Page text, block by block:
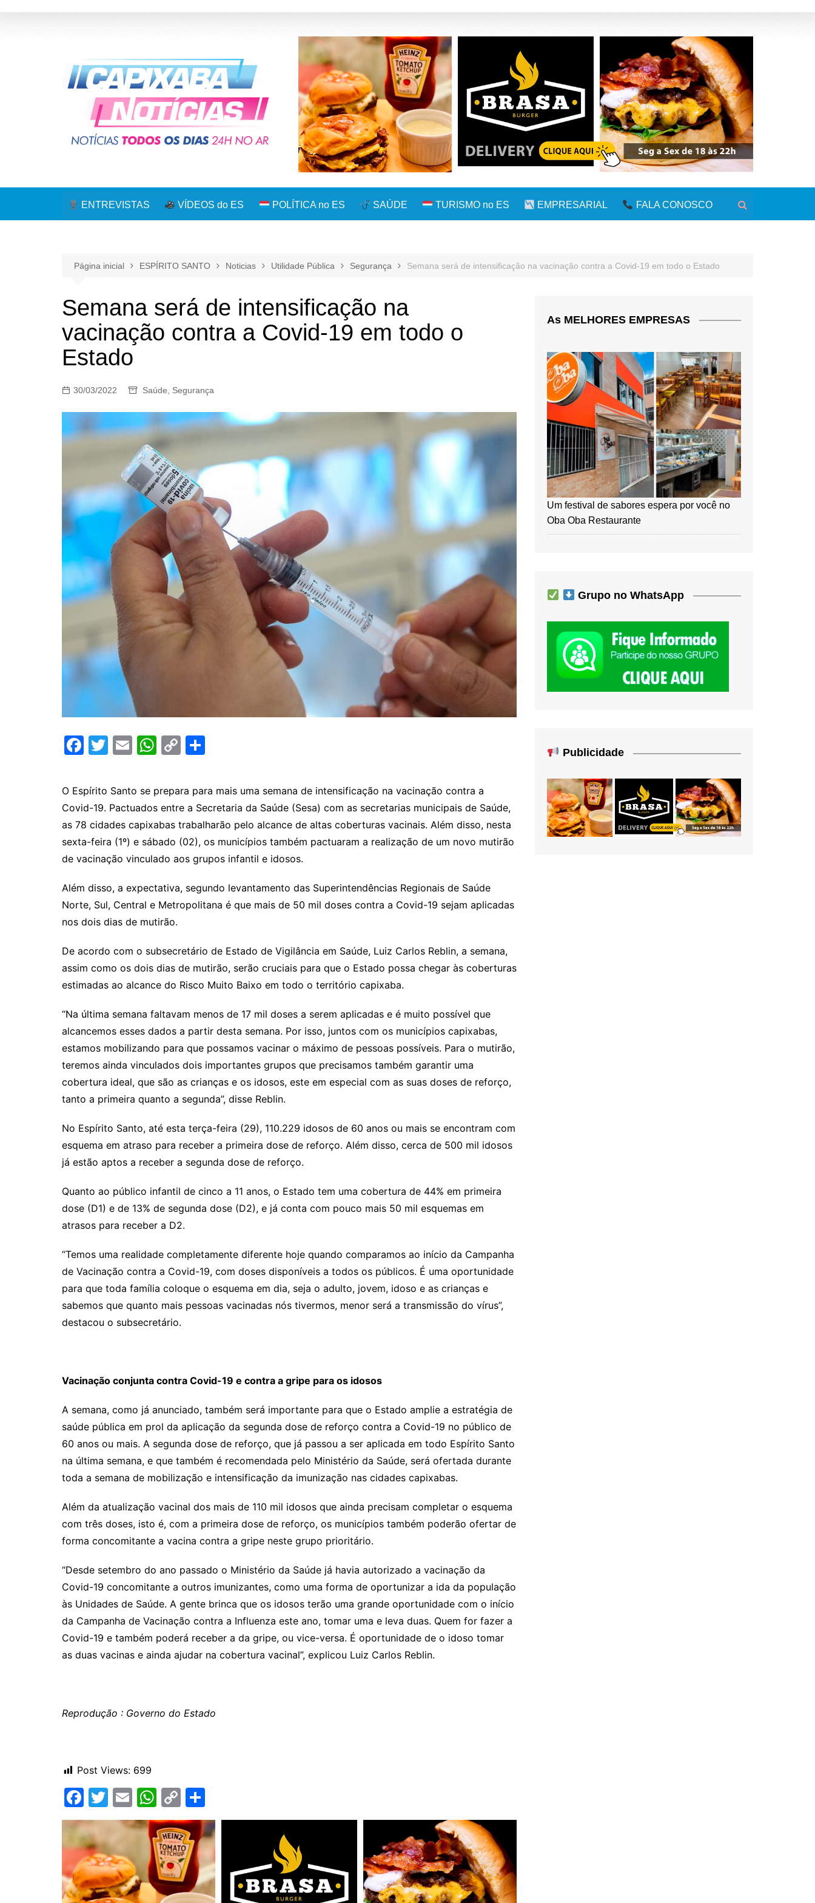
ENTREVISTAS VÍDEOS do ES POLÍTICA no ES SAÚDE TURISMO no ES EMPRESARIAL FALA CONOSCO
Página inicial ESPÍRITO SANTO Noticias Utilidade Pública Segurança Semana será de intensificação na vacinação contra a Covid-19 em todo o Estado
Semana será de intensificação na
vacinação contra a Covid-19 em todo o
Estado
30/03/2022 Saúde Segurança
F
c
e
b
o
o
k
T
itt
er
E
ai
l
W
at
s
A
p
p
C
p
y
Li
n
k
m
p
ar
til
h
ar
O Espírito Santo se prepara para mais uma semana de intensificação na vacinação contra a
Covid-19. Pactuados entre a Secretaria da Saúde (Sesa) com as secretarias municipais de Saúde,
as 78 cidades capixabas trabalharão pelo alcance de altas coberturas vacinais. Além disso, nesta
sexta-feira (1º) e sábado (02), os municípios também pactuaram a realização de um novo mutirão
de vacinação vinculado aos grupos infantil e idosos.
Além disso, a expectativa, segundo levantamento das Superintendências Regionais de Saúde
Norte, Sul, Central e Metropolitana é que mais de 50 mil doses contra a Covid-19 sejam aplicadas
nos dois dias de mutirão.
De acordo com o subsecretário de Estado de Vigilância em Saúde, Luiz Carlos Reblin, a semana,
assim como os dois dias de mutirão, serão cruciais para que o Estado possa chegar às coberturas
estimadas ao alcance do Risco Muito Baixo em todo o território capixaba.
“Na última semana faltavam menos de 17 mil doses a serem aplicadas e é muito possível que
alcancemos esses dados a partir desta semana. Por isso, juntos com os municípios capixabas,
estamos mobilizando para que possamos vacinar o máximo de pessoas possíveis. Para o mutirão,
teremos ainda vinculados dois importantes grupos que precisamos também garantir uma
cobertura ideal, que são as crianças e os idosos, este em especial com as suas doses de reforço,
tanto a primeira quanto a segunda”, disse Reblin.
No Espírito Santo, até esta terça-feira (29), 110.229 idosos de 60 anos ou mais se encontram com
esquema em atraso para receber a primeira dose de reforço. Além disso, cerca de 500 mil idosos
já estão aptos a receber a segunda dose de reforço.
Quanto ao público infantil de cinco a 11 anos, o Estado tem uma cobertura de 44% em primeira
dose (D1) e de 13% de segunda dose (D2), e já conta com pouco mais 50 mil esquemas em
atrasos para receber a D2.
“Temos uma realidade completamente diferente hoje quando comparamos ao início da Campanha
de Vacinação contra a Covid-19, com doses disponíveis a todos os públicos. É uma oportunidade
para que toda família coloque o esquema em dia, seja o adulto, jovem, idoso e as crianças e
sabemos que quanto mais pessoas vacinadas nós tivermos, menor será a transmissão do vírus”,
destacou o subsecretário.
Vacinação conjunta contra Covid-19 e contra a gripe para os idosos
A semana, como já anunciado, também será importante para que o Estado amplie a estratégia de
saúde pública em prol da aplicação da segunda dose de reforço contra a Covid-19 no público de
60 anos ou mais. A segunda dose de reforço, que já passou a ser aplicada em todo Espírito Santo
na última semana, e que também é recomendada pelo Ministério da Saúde, será ofertada durante
toda a semana de mobilização e intensificação da imunização nas cidades capixabas.
Além da atualização vacinal dos mais de 110 mil idosos que ainda precisam completar o esquema
com três doses, isto é, com a primeira dose de reforço, os municípios também poderão ofertar de
forma concomitante a vacina contra a gripe neste grupo prioritário.
“Desde setembro do ano passado o Ministério da Saúde já havia autorizado a vacinação da
Covid-19 concomitante a outros imunizantes, como uma forma de oportunizar a ida da população
às Unidades de Saúde. A gente brinca que os idosos terão uma grande oportunidade com o início
da Campanha de Vacinação contra a Influenza este ano, tomar uma e leva duas. Quem for fazer a
Covid-19 e também poderá receber a da gripe, ou vice-versa. É oportunidade de o idoso tomar
as duas vacinas e ainda ajudar na cobertura vacinal”, explicou Luiz Carlos Reblin.
Reprodução : Governo do Estado
Post Views: 699
F
a
c
e
b
o
T
w
itt
er
E
m
ai
l
W
h
at
s
A
p
C
o
p
y
Li
n
o
m
p
ar
til
As MELHORES EMPRESAS
Um festival de sabores espera por você no
Oba Oba Restaurante
Grupo no WhatsApp
Publicidade